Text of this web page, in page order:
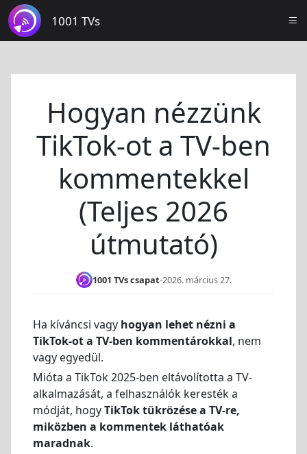
1001 TVs
Hogyan nézzünk
TikTok-ot a TV-ben
kommentekkel
(Teljes 2026
útmutató)
1001 TVs csapat-2026. március 27.
Ha kíváncsi vagy hogyan lehet nézni a
TikTok-ot a TV-ben kommentárokkal, nem
vagy egyedül.
Mióta a TikTok 2025-ben eltávolította a TV-
alkalmazását, a felhasználók keresték a
módját, hogyTikTok tükrözése a TV-re,
miközben a kommentek láthatóak
maradnak.